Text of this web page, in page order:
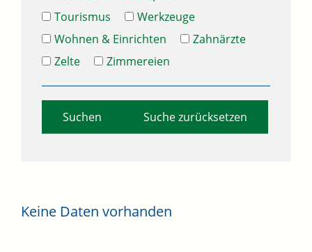
Tourismus
Werkzeuge
Wohnen & Einrichten
Zahnärzte
Zelte
Zimmereien
Suche zurücksetzen
Keine Daten vorhanden